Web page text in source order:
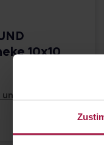
10x10
Details